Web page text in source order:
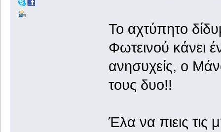
Το αχτύπητο
Φωτεινού κάνει
ανησυχείς, ο
τους δυο!!
Έλα να πιεις τις